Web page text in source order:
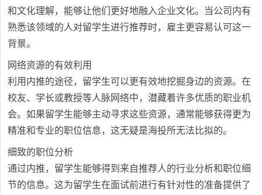
和文化理解，能够让他们更好地融入企业文化。当公司内有
熟悉该领域的人对留学生进行推荐时，雇主更容易认可这一
背景。
网络资源的有效利用
利用内推的途径，留学生可以更有效地挖掘身边的资源。在
校友、学长或教授等人脉网络中，潜藏着许多优质的职业机
会。如果留学生能够主动寻求这些资源，通常能够获得更为
精准和专业的职位信息，这无疑是海投所无法比拟的。
细致的职位分析
通过内推，留学生能够得到来自推荐人的行业分析和职位细
节的信息。这为留学生在面试前进行有针对性的准备提供了